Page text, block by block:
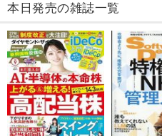
本日発売の雑誌一覧